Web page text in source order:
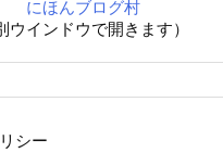
にほんブログ村
ウインドウで開きます）
シー